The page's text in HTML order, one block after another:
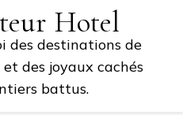
Hotel
des destinations de
des joyaux cachés
battus.